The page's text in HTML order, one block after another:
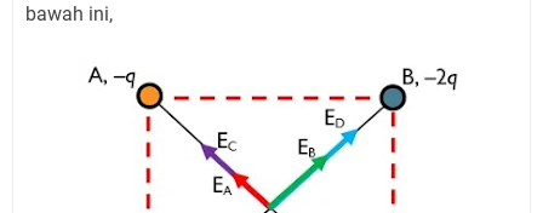
bawah ini,